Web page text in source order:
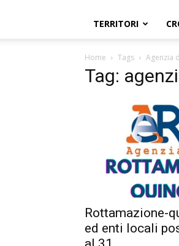
TERRITORI
Home Tags Agenzia
Tag:
Rottamazione-
ed enti locali